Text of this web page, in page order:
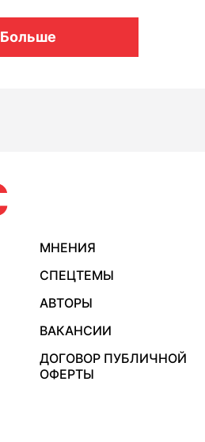
Больше
МНЕНИЯ
СПЕЦТЕМЫ
АВТОРЫ
ВАКАНСИИ
ДОГОВОР ПУБЛИЧНОЙ
ОФЕРТЫ